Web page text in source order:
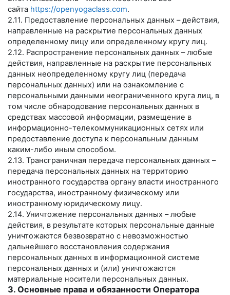
сайта https://openyogaclass.com.
2.11. Предоставление персональных данных – действия,
направленные на раскрытие персональных данных
определенному лицу или определенному кругу лиц.
2.12. Распространение персональных данных – любые
действия, направленные на раскрытие персональных
данных неопределенному кругу лиц (передача
персональных данных) или на ознакомление с
персональными данными неограниченного круга лиц, в
том числе обнародование персональных данных в
средствах массовой информации, размещение в
информационно-телекоммуникационных сетях или
предоставление доступа к персональным данным
каким-либо иным способом.
2.13. Трансграничная передача персональных данных –
передача персональных данных на территорию
иностранного государства органу власти иностранного
государства, иностранному физическому или
иностранному юридическому лицу.
2.14. Уничтожение персональных данных – любые
действия, в результате которых персональные данные
уничтожаются безвозвратно с невозможностью
дальнейшего восстановления содержания
персональных данных в информационной системе
персональных данных и (или) уничтожаются
материальные носители персональных данных.
3. Основные права и обязанности Оператора